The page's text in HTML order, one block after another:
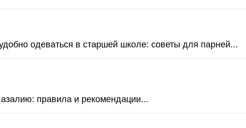
одеваться в старшей школе: советы для парней...
азалию: правила и рекомендации...